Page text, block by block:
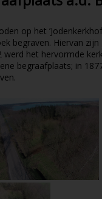
op het
begraven. Hiervan zijn
werd het hervormde
begraafplaats; in